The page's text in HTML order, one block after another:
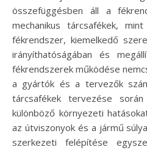
összefüggésben áll a
mechanikus tárcsafékek,
fékrendszer, kiemelkedő
irányíthatóságában és
fékrendszerek működése
a gyártók és a tervezők
tárcsafékek tervezése
különböző környezeti
az útviszonyok és a jármű
szerkezeti felépítése